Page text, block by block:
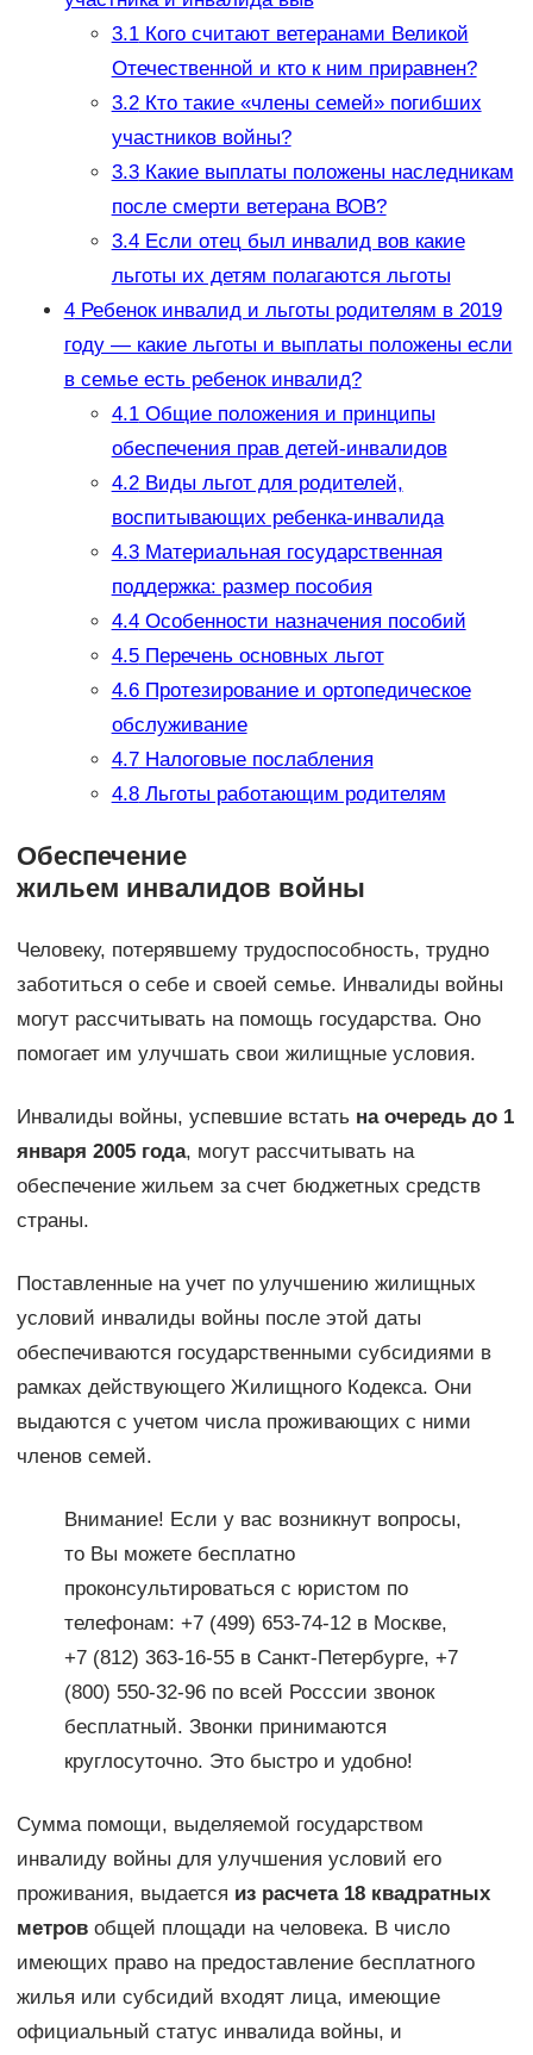
3.1Кого считают ветеранами Великой
Отечественной и кто к ним приравнен?
3.2Кто такие «члены семей» погибших
участников войны?
3.3Какие выплаты положены наследникам
после смерти ветерана ВОВ?
3.4Если отец был инвалид вов какие
льготы их детям полагаются льготы
4Ребенок инвалид и льготы родителям в 2019
году — какие льготы и выплаты положены если
в семье есть ребенок инвалид?
4.1Общие положения и принципы
обеспечения прав детей-инвалидов
4.2Виды льгот для родителей,
воспитывающих ребенка-инвалида
4.3Материальная государственная
поддержка: размер пособия
4.4Особенности назначения пособий
4.5Перечень основных льгот
4.6Протезирование и ортопедическое
обслуживание
4.7Налоговые послабления
4.8Льготы работающим родителям
Обеспечение
жильем инвалидов войны
Человеку, потерявшему трудоспособность, трудно
заботиться о себе и своей семье. Инвалиды войны
могут рассчитывать на помощь государства. Оно
помогает им улучшать свои жилищные условия.
Инвалиды войны, успевшие встать на очередь до 1
января 2005 года, могут рассчитывать на
обеспечение жильем за счет бюджетных средств
страны.
Поставленные на учет по улучшению жилищных
условий инвалиды войны после этой даты
обеспечиваются государственными субсидиями в
рамках действующего Жилищного Кодекса. Они
выдаются с учетом числа проживающих с ними
членов семей.
Внимание! Если у вас возникнут вопросы,
то Вы можете бесплатно
проконсультироваться с юристом по
телефонам: +7 (499) 653-74-12 в Москве,
+7 (812) 363-16-55 в Санкт-Петербурге, +7
(800) 550-32-96 по всей Росссии звонок
бесплатный. Звонки принимаются
круглосуточно. Это быстро и удобно!
Сумма помощи, выделяемой государством
инвалиду войны для улучшения условий его
проживания, выдается из расчета 18 квадратных
метровобщей площади на человека. В число
имеющих право на предоставление бесплатного
жилья или субсидий входят лица, имеющие
официальный статус инвалида войны, и